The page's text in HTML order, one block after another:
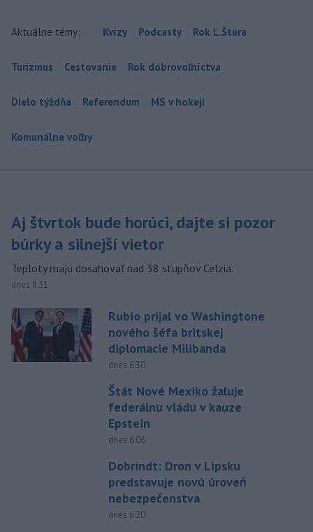
Aktuálne témy: Kvízy Podcasty Rok Ľ.Štúra
Turizmus Cestovanie Rok dobrovoľníctva
Dielo týždňa Referendum MS v hokeji
Komunálne voľby
Aj štvrtok bude horúci, dajte si pozor
búrky a silnejší vietor
Teploty majú dosahovať nad 38 stupňov Celzia.
dnes 8:31
Rubio prijal vo Washingtone
nového šéfa britskej
diplomacie Milibanda
dnes 6:30
Štát Nové Mexiko žaluje
federálnu vládu v kauze
Epstein
dnes 6:06
Dobrindt: Dron v Lipsku
predstavuje novú úroveň
nebezpečenstva
dnes 6:20